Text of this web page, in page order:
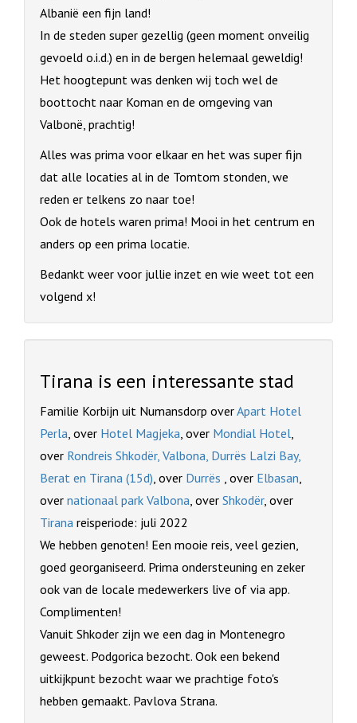
Albanië een fijn land!
In de steden super gezellig (geen moment onveilig
gevoeld o.i.d.) en in de bergen helemaal geweldig!
Het hoogtepunt was denken wij toch wel de
boottocht naar Koman en de omgeving van
Valbonë, prachtig!
Alles was prima voor elkaar en het was super fijn
dat alle locaties al in de Tomtom stonden, we
reden er telkens zo naar toe!
Ook de hotels waren prima! Mooi in het centrum en
anders op een prima locatie.
Bedankt weer voor jullie inzet en wie weet tot een
volgend x!
Tirana is een interessante stad
Familie Korbijn uit Numansdorp overApart Hotel
Perla, over Hotel Magjeka, over Mondial Hotel,
over Rondreis Shkodër, Valbona, Durrës Lalzi Bay,
Berat en Tirana (15d), over Durrës , over Elbasan,
over nationaal park Valbona, over Shkodër, over
Tirana reisperiode: juli 2022
We hebben genoten! Een mooie reis, veel gezien,
goed georganiseerd. Prima ondersteuning en zeker
ook van de locale medewerkers live of via app.
Complimenten!
Vanuit Shkoder zijn we een dag in Montenegro
geweest. Podgorica bezocht. Ook een bekend
uitkijkpunt bezocht waar we prachtige foto's
hebben gemaakt. Pavlova Strana.